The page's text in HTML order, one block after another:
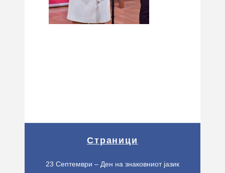
Страници
23 Септември – Ден на знаковниот јазик